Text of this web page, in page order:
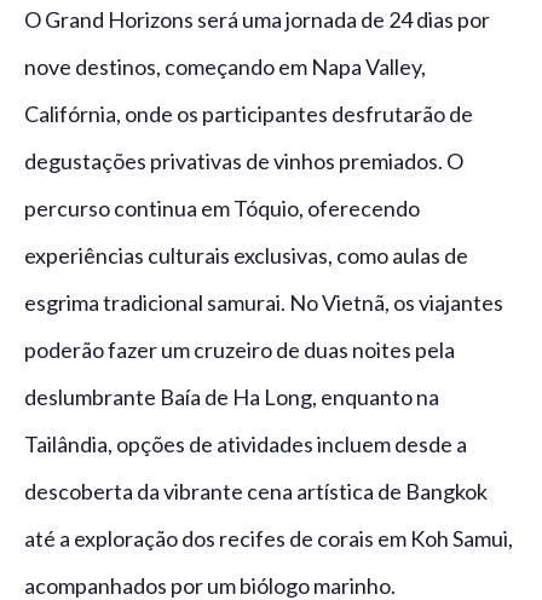
O Grand Horizons será uma jornada de 24 dias por
nove destinos, começando em Napa Valley,
Califórnia, onde os participantes desfrutarão de
degustações privativas de vinhos premiados. O
percurso continua em Tóquio, oferecendo
experiências culturais exclusivas, como aulas de
esgrima tradicional samurai. No Vietnã, os viajantes
poderão fazer um cruzeiro de duas noites pela
deslumbrante Baía de Ha Long, enquanto na
Tailândia, opções de atividades incluem desde a
descoberta da vibrante cena artística de Bangkok
até a exploração dos recifes de corais em Koh Samui,
acompanhados por um biólogo marinho.